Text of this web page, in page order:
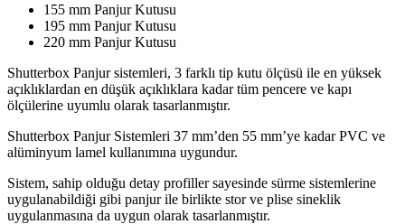
155 mm Panjur Kutusu
195 mm Panjur Kutusu
220 mm Panjur Kutusu
Shutterbox Panjur sistemleri, 3 farklı tip kutu ölçüsü ile en yüksek
açıklıklardan en düşük açıklıklara kadar tüm pencere ve kapı
ölçülerine uyumlu olarak tasarlanmıştır.
Shutterbox Panjur Sistemleri 37 mm’den 55 mm’ye kadar PVC ve
alüminyum lamel kullanımına uygundur.
Sistem, sahip olduğu detay profiller sayesinde sürme sistemlerine
uygulanabildiği gibi panjur ile birlikte stor ve plise sineklik
uygulanmasına da uygun olarak tasarlanmıştır.